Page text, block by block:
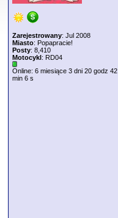
Zarejestrowany: Jul 2008
Miasto: Popapracie!
Posty: 8,410
Motocykl: RD04
Online: 6 miesiące 3 dni 20 godz 42
min 6 s